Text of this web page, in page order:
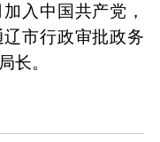
入中国共产党，
市行政审批政务
长。